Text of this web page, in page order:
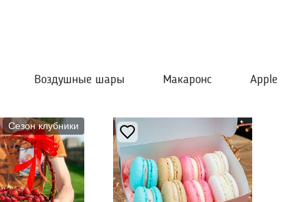
Воздушные шары Макаронс Apple
Сезон клубники